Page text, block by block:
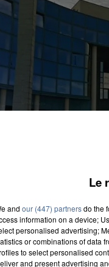
Le
and our (447) partnersdo the
information on a device;
personalised advertising;
or combinations of data
to select personalised
and present advertising